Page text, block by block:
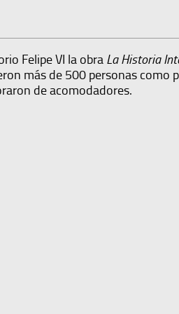
Felipe VI la obra La Historia
más de 500 personas como
de acomodadores.